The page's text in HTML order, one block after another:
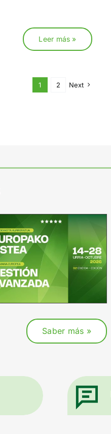
Leer más »
1 2 Next
Saber más »